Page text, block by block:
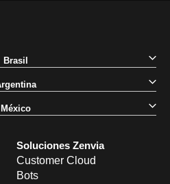
Soluciones Zenvia
Customer Cloud
Bots
Brasil
México